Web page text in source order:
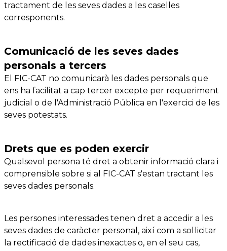
tractament de les seves dades a les caselles
corresponents.
Comunicació de les seves dades
personals a tercers
El FIC-CAT no comunicarà les dades personals que
ens ha facilitat a cap tercer excepte per requeriment
judicial o de l'Administració Pública en l'exercici de les
seves potestats.
Drets que es poden exercir
Qualsevol persona té dret a obtenir informació clara i
comprensible sobre si al FIC-CAT s'estan tractant les
seves dades personals.
Les persones interessades tenen dret a accedir a les
seves dades de caràcter personal, així com a sol·licitar
la rectificació de dades inexactes o, en el seu cas,